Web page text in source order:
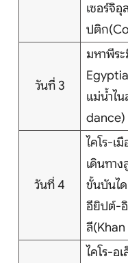
เซอร์จิ
ปติก
วันที่ 3
มหาพีร
แม่น้ำไ
dance)
วันที่ 4
ไคโร-เ
เดินทา
ขั้นบันไ
อียิปต์-อิ
ลี
ไคโร-อ